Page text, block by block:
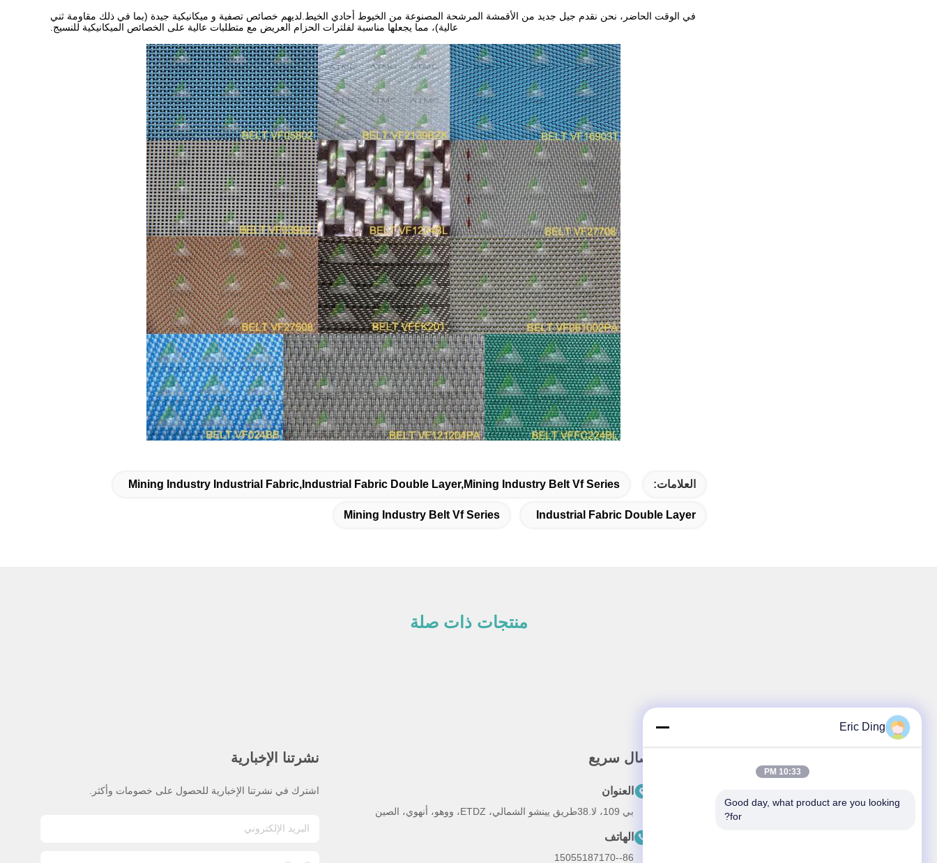
في الوقت الحاضر، نحن نقدم جيل جديد من الأقمشة المرشحة المصنوعة من الخيوط أحادي الخيط.لديهم خصائص تصفية و ميكانيكية جيدة (بما في ذلك مقاومة ثني
عالية)، مما يجعلها مناسبة لفلترات الحزام العريض مع متطلبات عالية على الخصائص الميكانيكية للنسيج.
العلامات: Mining Industry Industrial Fabric,industrial Fabric Double Layer,mining Industry Belt Vf Series
Industrial Fabric Double Layer
Mining Industry Belt Vf Series
منتجات ذات صلة
اتصال سريع
العنوان
بي 109، لا.38طريق يينشو الشمالي، ETDZ، ووهو، أنهوي، الصين
الهاتف
86--15055187170
نشرتنا الإخبارية
اشترك في نشرتنا الإخبارية للحصول على خصومات وأكثر.
Eric Ding
10:33 PM
Good day, what product are you looking
for?